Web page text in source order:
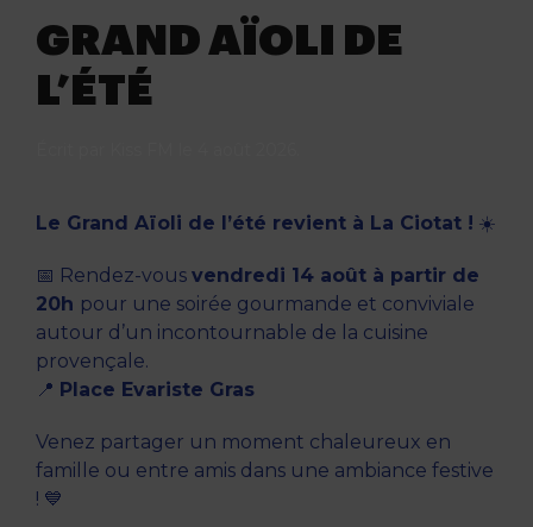
GRAND AÏOLI DE
L’ÉTÉ
Le Grand Aïoli de l’été revient à La Ciotat ! ☀️
📅 Rendez-vous vendredi 14 août à partir de
20h pour une soirée gourmande et conviviale
autour d’un incontournable de la cuisine
provençale.
📍 Place Evariste Gras
Venez partager un moment chaleureux en
famille ou entre amis dans une ambiance festive
! 💙